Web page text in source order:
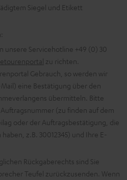
Siegel und Etikett
unsere Servicehotline +49 (0) 30
zu richten.
Gebrauch, so werden wir
eine Bestätigung über den
übermitteln. Bitte
(zu finden auf dem
oder der Auftragsbestätigung, die
z.B. 30012345) und Ihre E-
Rückgaberechts sind Sie
Teufel zurückzusenden. Wenn